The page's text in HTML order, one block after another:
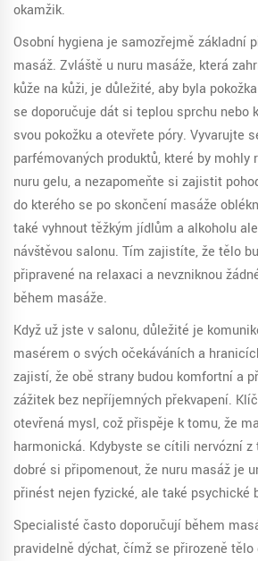
okamžik.
Osobní hygiena je samozřejmě základní
masáž. Zvláště u nuru masáže, která
kůže na kůži, je důležité, aby byla
se doporučuje dát si teplou sprchu nebo
svou pokožku a otevřete póry. Vyvarujte
parfémovaných produktů, které by mohly
nuru gelu, a nezapomeňte si zajistit
do kterého se po skončení masáže
také vyhnout těžkým jídlům a alkoholu
návštěvou salonu. Tím zajistíte, že tělo
připravené na relaxaci a nevzniknou
během masáže.
Když už jste v salonu, důležité je
masérem o svých očekáváních a
zajistí, že obě strany budou komfortní a
zážitek bez nepříjemných překvapení.
otevřená mysl, což přispěje k tomu, že
harmonická. Kdybyste se cítili nervózní z
dobré si připomenout, že nuru masáž je
přinést nejen fyzické, ale také psychické
Specialisté často doporučují během
pravidelně dýchat, čímž se přirozeně